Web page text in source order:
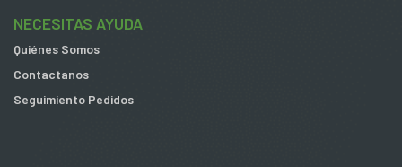
NECESITAS AYUDA
Quiénes Somos
Contactanos
Seguimiento Pedidos